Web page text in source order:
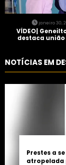
janeiro 30,
VÍDEO|
destaca união
NOTÍCIAS EM
Prestes a
atropelada